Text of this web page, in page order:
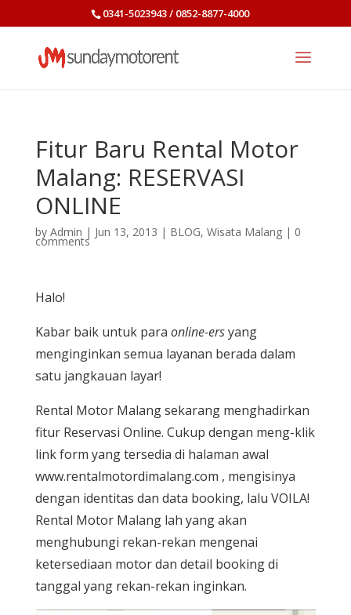
0341-5023943 / 0852-8877-4000
Fitur Baru Rental Motor
Malang: RESERVASI
ONLINE
by Admin | Jun 13, 2013 | BLOG, Wisata Malang| 0
comments
Halo!
Kabar baik untuk para online-ersyang
menginginkan semua layanan berada dalam
satu jangkauan layar!
Rental Motor Malang sekarang menghadirkan
fitur Reservasi Online. Cukup dengan meng-klik
link form yang tersedia di halaman awal
www.rentalmotordimalang.com , mengisinya
dengan identitas dan data booking, lalu VOILA!
Rental Motor Malang lah yang akan
menghubungi rekan-rekan mengenai
ketersediaan motor dan detail booking di
tanggal yang rekan-rekan inginkan.